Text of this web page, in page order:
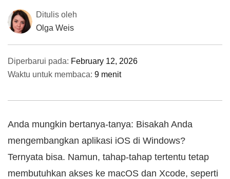
Ditulis oleh
Olga Weis
Diperbarui pada: February 12, 2026
Waktu untuk membaca: 9 menit
Anda mungkin bertanya-tanya: Bisakah Anda
mengembangkan aplikasi iOS di Windows?
Ternyata bisa. Namun, tahap-tahap tertentu tetap
membutuhkan akses ke macOS dan Xcode, seperti